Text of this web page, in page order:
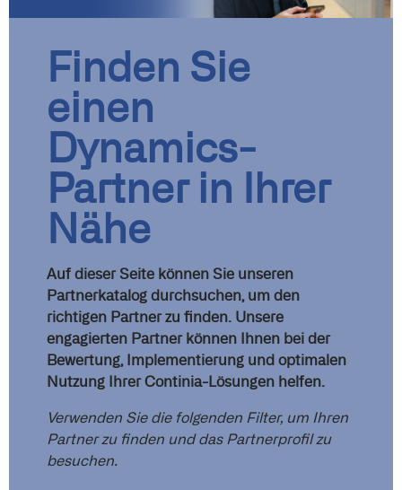
Finden Sie
einen
Dynamics-
Partner in Ihrer
Nähe
Auf dieser Seite können Sie unseren
Partnerkatalog durchsuchen, um den
richtigen Partner zu finden. Unsere
engagierten Partner können Ihnen bei der
Bewertung, Implementierung und optimalen
Nutzung Ihrer Continia-Lösungen helfen.
Verwenden Sie die folgenden Filter, um Ihren
Partner zu finden und das Partnerprofil zu
besuchen.